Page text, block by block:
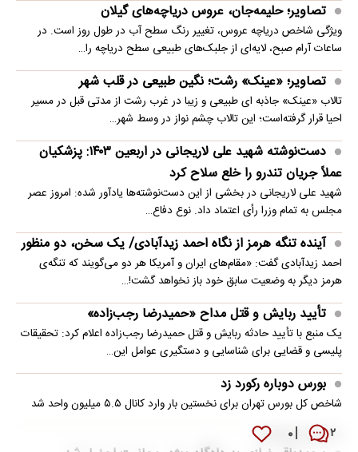
۲ ۰
تصاویر؛ حلیمه‌جان، عروس دریاچه‌های گیلان
ویژگی شاخص دریاچه عروس، تغییر رنگ سطح آب در طول روز است. در
ساعات آرام صبح، لایه‌ای از جلبک‌های طبیعی سطح دریاچه را…
تصاویر؛ «عینک» رشت؛ نگین طبیعی در قلب شهر
تالاب «عینک» جاذبه ای طبیعی و زیبا در غرب رشت از مدتی قبل در مسیر
احیا قرار گرفته‌است؛ این تالاب چشم نواز در وسط شهر…
دست‌نوشته شهید علی لاریجانی در اربعین ۱۴۰۳: پزشکیان
عملاً جریان تندرو را خلع سلاح کرد
شهید علی لاریجانی در بخشی از این دست‌نوشته‌ها یادآور شده: امروز عصر
مجلس به تمام وزرا رأی اعتماد داد. نوع دفاع…
آینده تنگه هرمز از نگاه احمد زیدآبادی/ یک سخن، دو منظور
احمد زیدآبادی گفت: «مقام‌های ایران و آمریکا هر دو می‌گویند که تنگه‌ی
هرمز دیگر به وضعیت سابق خود باز نخواهد گشت!…
تأیید ربایش و قتل مداح «حمیدرضا رجب‌زاده»
یک منبع با تأیید حادثه ربایش و قتل حمیدرضا رجب‌زاده اعلام کرد: تحقیقات
پلیسی و قضایی برای شناسایی و دستگیری عوامل این…
بورس دوباره رکورد زد
شاخص کل بورس تهران برای نخستین ‌بار وارد کانال ۵.۵ میلیون واحد شد
سخنگوی قوه قضائیه: